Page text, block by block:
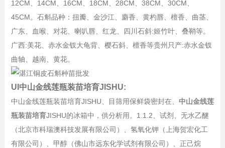
12CM、14CM、16CM、18CM、28CM、38CM、30CM、
45CM。石斛品种：扭瓣、金沙江、麝香、黄杓唇、檀香、曲茎、
广东、血喉、对花、喇叭唇、红龙、四川石斜:姬竹叶、叠鞘等。
广西:美花、赤水金钗大龟背、樱石斜、檀香等贵州只产:赤水金钗
曲轴、越南、黄花。
UI中山金线莲瓶装苗培育JISHU:
中山金线莲瓶装苗培育JISHU、目筛用保鲜袋密封在、 中山金线莲
瓶装苗培育JISHU的冰箱中，供分析用。1.1.2、试剂、无水乙醚
（北京市科瑞澳科技发展有限公司）、氢氧化钾（上海贺宏化工
有限公司）、甲醇（佛山市远东化学试剂有限公司）、正己烷